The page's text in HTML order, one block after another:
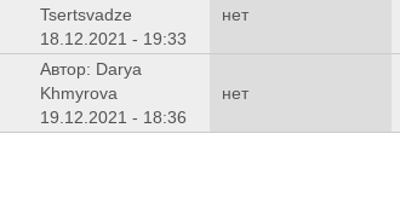
Tsertsvadze
18.12.2021 - 19:33
нет
Автор: Darya
Khmyrova
19.12.2021 - 18:36
нет